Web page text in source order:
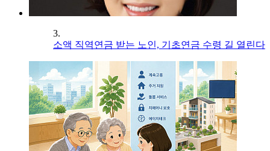
3.
소액 직역연금 받는 노인, 기초연금 수령 길 열린다